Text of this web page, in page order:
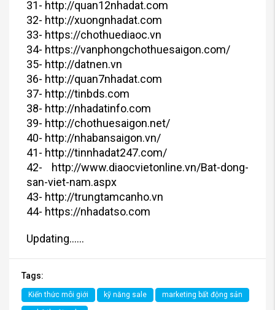
31- http://quan12nhadat.com
32- http://xuongnhadat.com
33- https://chothuediaoc.vn
34- https://vanphongchothuesaigon.com/
35- http://datnen.vn
36- http://quan7nhadat.com
37- http://tinbds.com
38- http://nhadatinfo.com
39- http://chothuesaigon.net/
40- http://nhabansaigon.vn/
41- http://tinnhadat247.com/
42- http://www.diaocvietonline.vn/Bat-dong-
san-viet-nam.aspx
43- http://trungtamcanho.vn
44- https://nhadatso.com
Updating……
Tags:
Kiến thức môi giới kỹ năng sale marketing bất động sản